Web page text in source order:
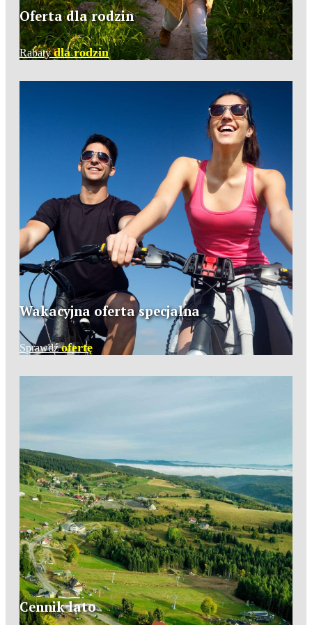
Oferta dla rodzin
Rabatydla rodzin
Wakacyjna oferta specjalna
Sprawdźofertę
Cennik lato